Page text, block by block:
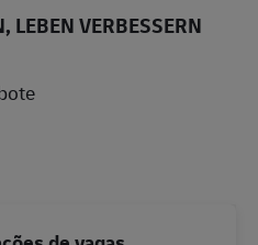
LEBEN VERBESSERN